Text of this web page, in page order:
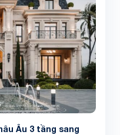
Âu 3 tầng sang